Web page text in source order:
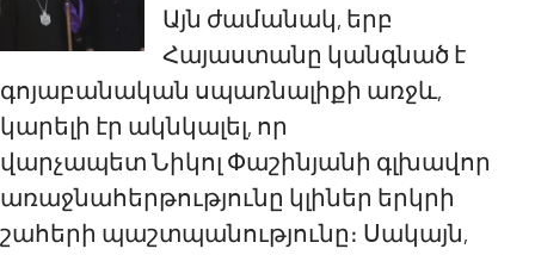
Այն ժամանակ, երբ
Հայաստանը կանգնած է
գոյաբանական սպառնալիքի առջև,
կարելի էր ակնկալել, որ
վարչապետ Նիկոլ Փաշինյանի գլխավոր
առաջնահերթությունը կլիներ երկրի
շահերի պաշտպանությունը։ Սակայն,